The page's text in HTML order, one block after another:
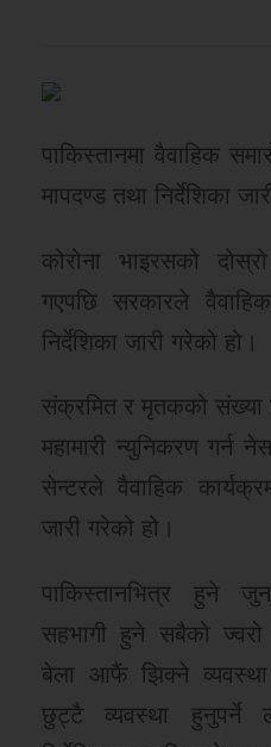
पाकिस्तानमा वैवाहिक
मापदण्ड तथा निर्देशिका
कोरोना भाइरसको
गएपछि सरकारले
निर्देशिका जारी गरेको हो।
संक्रमित र मृतकको संख्या
महामारी न्युनिकरण
सेन्टरले वैवाहिक
जारी गरेको हो।
पाकिस्तानभित्र हुने
सहभागी हुने सबैको ज्वरो
बेला आफैं झिक्ने व्यवस्था
छुट्टै व्यवस्था हुनुपर्ने